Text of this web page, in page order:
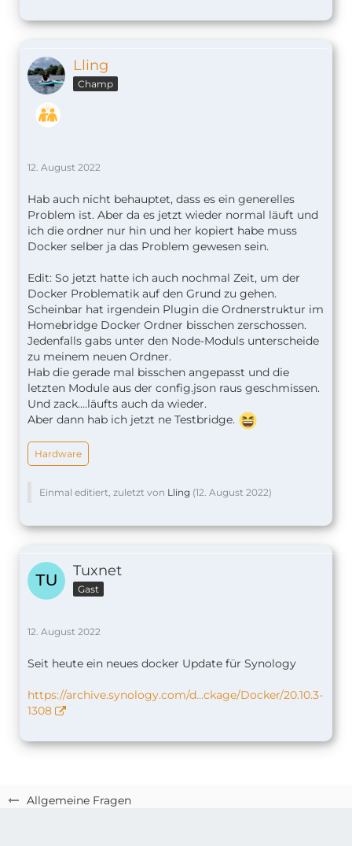
Allgemeine Fragen
Lling
Champ
12. August 2022
Hab auch nicht behauptet, dass es ein generelles
Problem ist. Aber da es jetzt wieder normal läuft und
ich die ordner nur hin und her kopiert habe muss
Docker selber ja das Problem gewesen sein.
Edit: So jetzt hatte ich auch nochmal Zeit, um der
Docker Problematik auf den Grund zu gehen.
Scheinbar hat irgendein Plugin die Ordnerstruktur im
Homebridge Docker Ordner bisschen zerschossen.
Jedenfalls gabs unter den Node-Moduls unterscheide
zu meinem neuen Ordner.
Hab die gerade mal bisschen angepasst und die
letzten Module aus der config.json raus geschmissen.
Und zack....läufts auch da wieder.
Aber dann hab ich jetzt ne Testbridge.
Hardware
Einmal editiert, zuletzt von Lling (12. August 2022)
Tuxnet
Gast
12. August 2022
Seit heute ein neues docker Update für Synology
https://archive.synology.com/d…ckage/Docker/20.10.3-
1308